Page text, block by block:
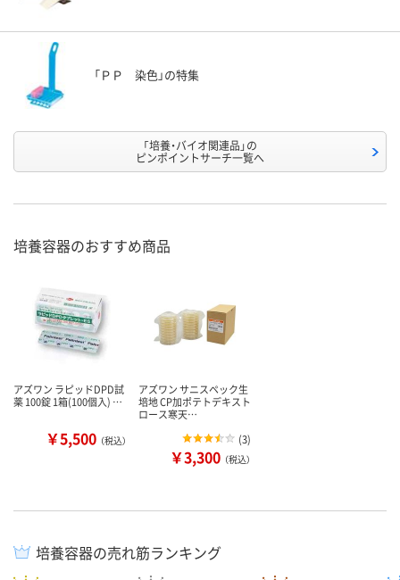
「ＰＰ 染色」の特集
「培養・バイオ関連品」の
ピンポイントサーチ一覧へ
培養容器のおすすめ商品
アズワン ラピッドDPD試
薬 100錠 1箱(100個入) …
￥5,500 （税込）
アズワン サニスペック生
培地 CP加ポテトデキスト
ロース寒天…
(3)
￥3,300 （税込）
培養容器の売れ筋ランキング